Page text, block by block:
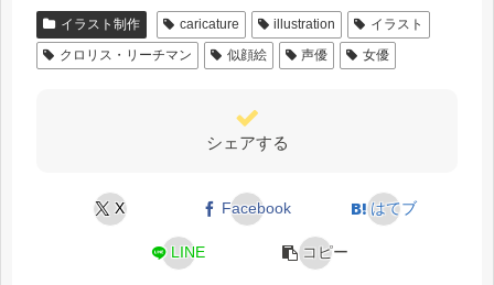
イラスト制作 caricature illustration
イラスト
クロリス・リーチマン
似顔絵 声優 女優
シェアする
X Facebook はてブ
LINE コピー